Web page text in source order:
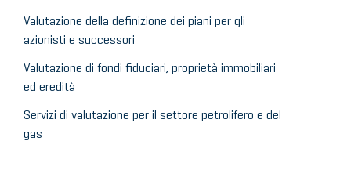
Valutazione della definizione dei piani per gli
azionisti e successori
Valutazione di fondi fiduciari, proprietà immobiliari
ed eredità
Servizi di valutazione per il settore petrolifero e del
gas